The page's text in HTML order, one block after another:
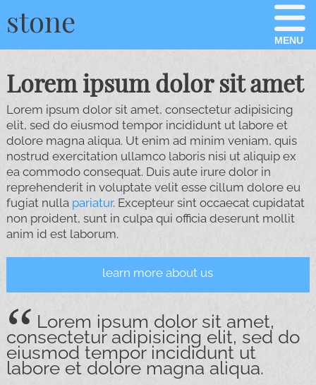
stone
MENU
Lorem ipsum dolor sit amet
Lorem ipsum dolor sit amet, consectetur adipisicing
elit, sed do eiusmod tempor incididunt ut labore et
dolore magna aliqua. Ut enim ad minim veniam, quis
nostrud exercitation ullamco laboris nisi ut aliquip ex
ea commodo consequat. Duis aute irure dolor in
reprehenderit in voluptate velit esse cillum dolore eu
fugiat nulla pariatur. Excepteur sint occaecat cupidatat
non proident, sunt in culpa qui officia deserunt mollit
anim id est laborum.
learn more about us
Lorem ipsum dolor sit amet,
consectetur adipisicing elit, sed do
eiusmod tempor incididunt ut
labore et dolore magna aliqua.